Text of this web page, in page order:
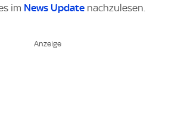
im News Update nachzulesen.